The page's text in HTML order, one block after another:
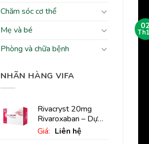
Chăm sóc cơ thể
Mẹ và bé
Phòng và chữa bệnh
NHÃN HÀNG VIFA
Rivacryst 20mg
Rivaroxaban – Dự
phòng đột quỵ,
huyết khối tĩnh mạch
Giá: Liên hệ